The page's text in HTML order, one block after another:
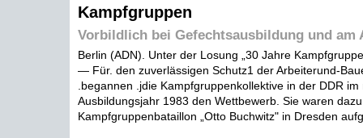
Kampfgruppen
Vorbildlich bei Gefechtsausbildung und am
Berlin (ADN). Unter der Losung „30 Jahre
— Für. den zuverlässigen Schutz1 der Arbeiterund-
.begannen .jdie Kampfgruppenkollektive in der DDR im
Ausbildungsjahr 1983 den Wettbewerb. Sie waren
Kampfgruppenbataillon „Otto Buchwitz" in Dresden